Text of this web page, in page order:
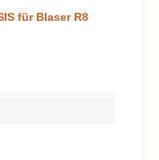
für Blaser R8